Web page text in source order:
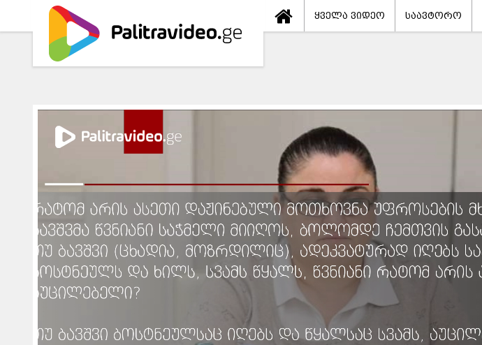
ყველა ვიდეო საავტორო